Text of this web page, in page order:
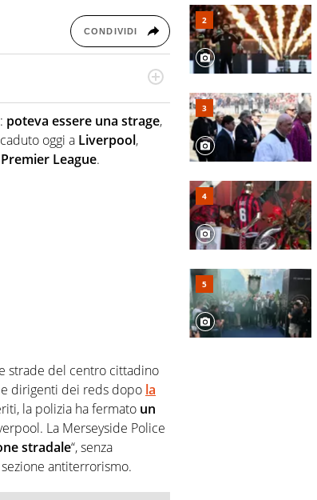
CONDIVIDI
tennis, volley, basket: su
sempre copertura
formata da giornalisti ed
le notizie e le
poteva essere una strage,
oggi a Liverpool,
Premier League.
strade del centro cittadino
dirigenti dei reds dopo la
la polizia ha fermato un
La Merseyside Police
stradale“, senza
antiterrorismo.